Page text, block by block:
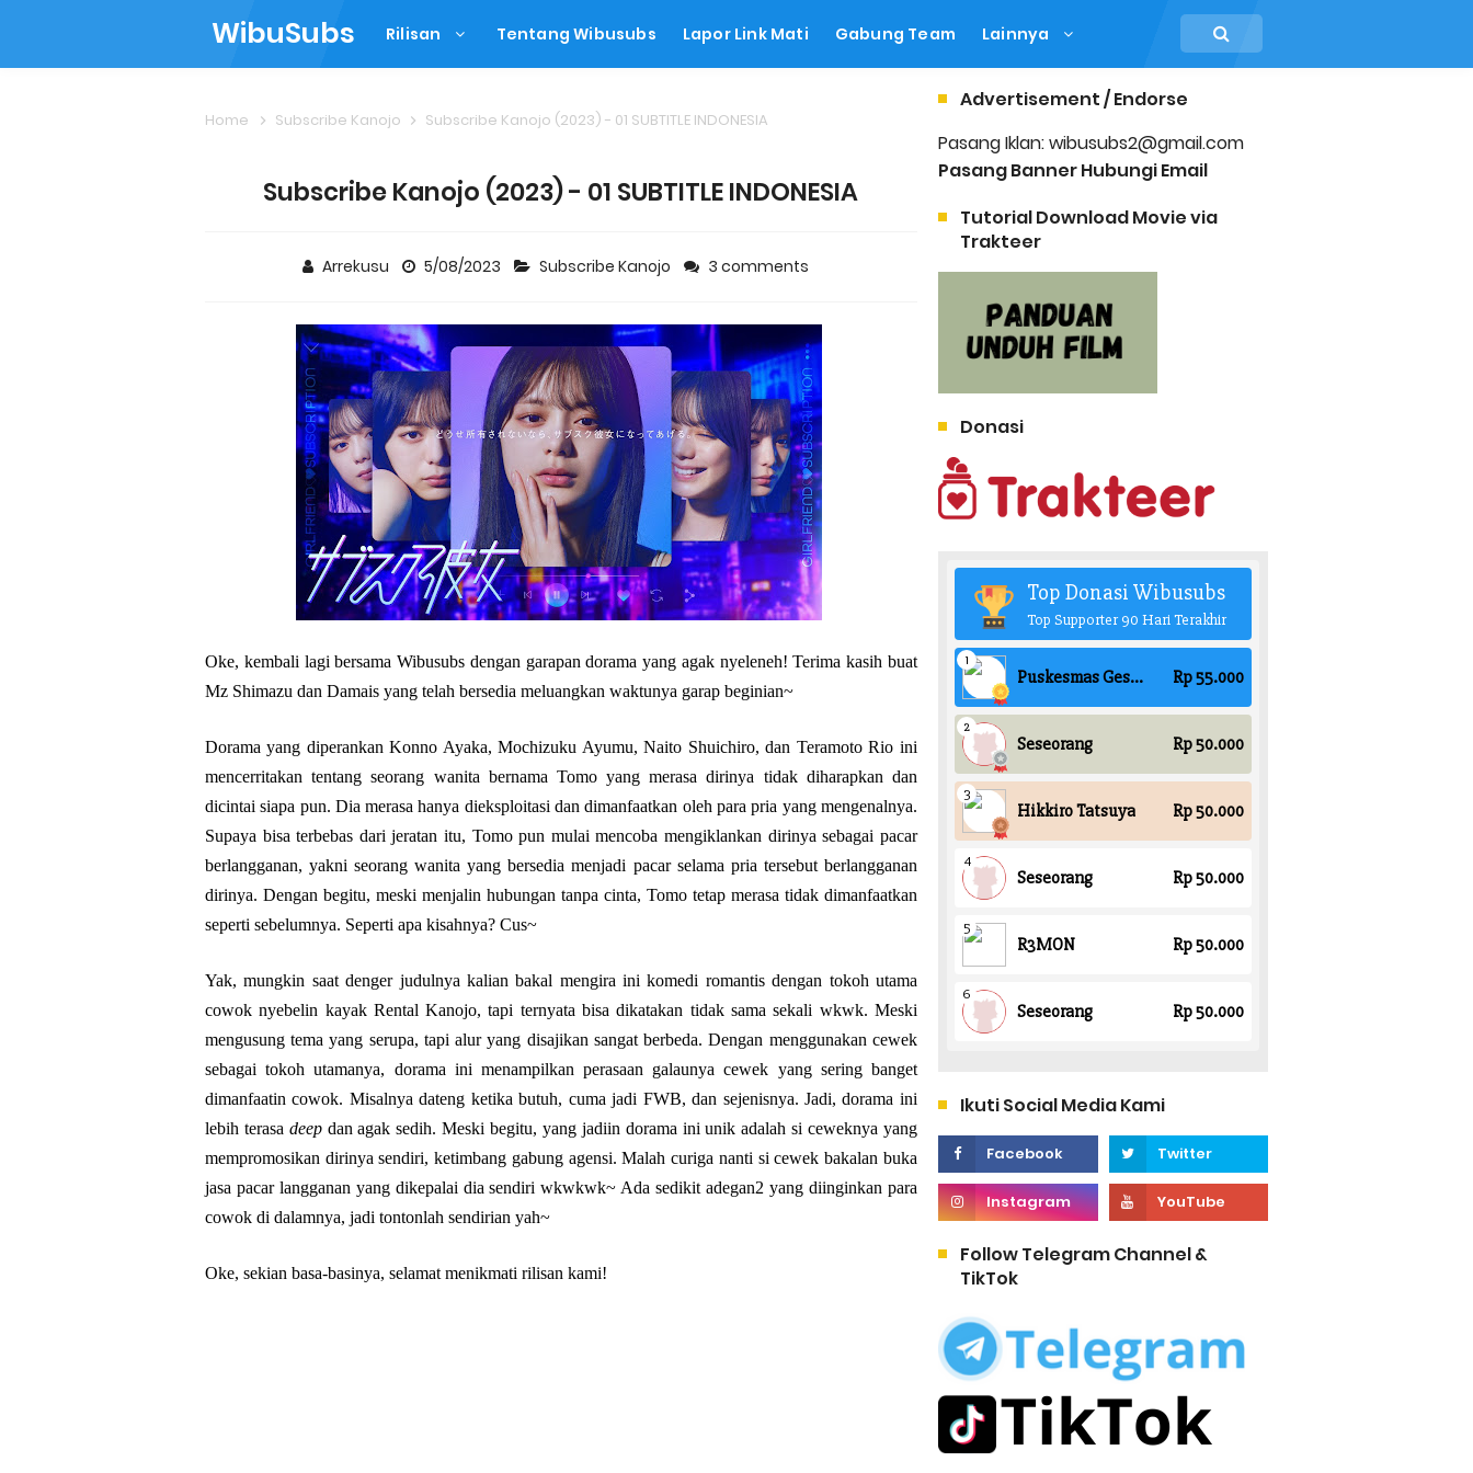
WibuSubs Rilisan Tentang Wibusubs Lapor Link Mati Gabung Team Lainnya
Home Subscribe Kanojo Subscribe Kanojo (2023) - 01 SUBTITLE INDONESIA
Subscribe Kanojo (2023) - 01 SUBTITLE INDONESIA
Arrekusu 5/08/2023 Subscribe Kanojo 3 comments
Oke, kembali lagi bersama Wibusubs dengan garapan dorama yang agak nyeleneh! Terima kasih buat
Mz Shimazu dan Damais yang telah bersedia meluangkan waktunya garap beginian~
Dorama yang diperankan Konno Ayaka, Mochizuku Ayumu, Naito Shuichiro, dan Teramoto Rio ini
mencerritakan tentang seorang wanita bernama Tomo yang merasa dirinya tidak diharapkan dan
dicintai siapa pun. Dia merasa hanya dieksploitasi dan dimanfaatkan oleh para pria yang mengenalnya.
Supaya bisa terbebas dari jeratan itu, Tomo pun mulai mencoba mengiklankan dirinya sebagai pacar
berlangganan, yakni seorang wanita yang bersedia menjadi pacar selama pria tersebut berlangganan
dirinya. Dengan begitu, meski menjalin hubungan tanpa cinta, Tomo tetap merasa tidak dimanfaatkan
seperti sebelumnya. Seperti apa kisahnya? Cus~
Yak, mungkin saat denger judulnya kalian bakal mengira ini komedi romantis dengan tokoh utama
cowok nyebelin kayak Rental Kanojo, tapi ternyata bisa dikatakan tidak sama sekali wkwk. Meski
mengusung tema yang serupa, tapi alur yang disajikan sangat berbeda. Dengan menggunakan cewek
sebagai tokoh utamanya, dorama ini menampilkan perasaan galaunya cewek yang sering banget
dimanfaatin cowok. Misalnya dateng ketika butuh, cuma jadi FWB, dan sejenisnya. Jadi, dorama ini
lebih terasa deepdan agak sedih. Meski begitu, yang jadiin dorama ini unik adalah si ceweknya yang
mempromosikan dirinya sendiri, ketimbang gabung agensi. Malah curiga nanti si cewek bakalan buka
jasa pacar langganan yang dikepalai dia sendiri wkwkwk~ Ada sedikit adegan2 yang diinginkan para
cowok di dalamnya, jadi tontonlah sendirian yah~
Oke, sekian basa-basinya, selamat menikmati rilisan kami!
Advertisement / Endorse
Pasang Iklan: wibusubs2@gmail.com
Pasang Banner Hubungi Email
Tutorial Download Movie via
Trakteer
Donasi
Ikuti Social Media Kami
Follow Telegram Channel &
TikTok